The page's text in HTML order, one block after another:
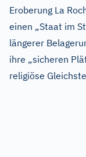
Eroberung La
einen „Staat im
längerer
ihre „sicheren
religiöse